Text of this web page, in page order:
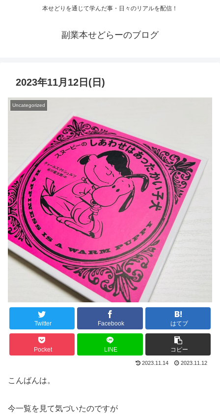
本せどりを通じて学んだ事・日々のリアルを配信！
副業本せどらーのブログ
2023年11月12日(日)
Uncategorized
Twitter Facebook はてブ
Pocket LINE コピー
2023.11.14 2023.11.12
こんばんは。
今一覧を見て気づいたのですが